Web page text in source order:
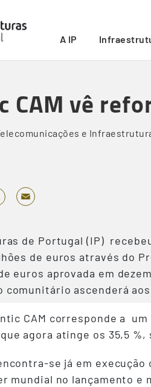
A IP
o financiamento
CAM vê
e
LinkedIn
de Portugal (IP)
de euros através do
euros aprovada em
comunitário ascenderá
CAM corresponde a
agora atinge os 35,5
se já em execução
mundial no lançamento e